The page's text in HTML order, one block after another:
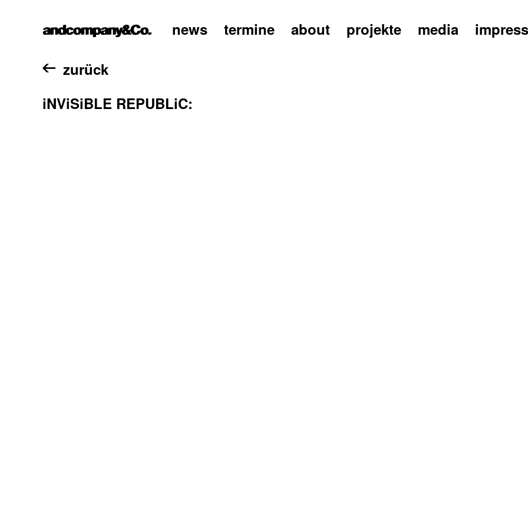
home news termine about projekte media
zurück
iNViSiBLE REPUBLiC: